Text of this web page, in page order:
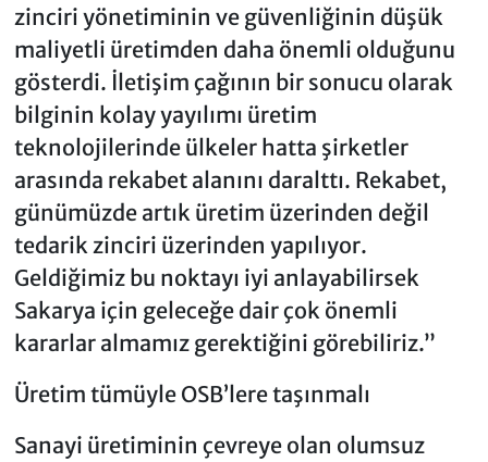
zinciri yönetiminin ve güvenliğinin düşük
maliyetli üretimden daha önemli olduğunu
gösterdi. İletişim çağının bir sonucu olarak
bilginin kolay yayılımı üretim
teknolojilerinde ülkeler hatta şirketler
arasında rekabet alanını daralttı. Rekabet,
günümüzde artık üretim üzerinden değil
tedarik zinciri üzerinden yapılıyor.
Geldiğimiz bu noktayı iyi anlayabilirsek
Sakarya için geleceğe dair çok önemli
kararlar almamız gerektiğini görebiliriz.”
Üretim tümüyle OSB’lere taşınmalı
Sanayi üretiminin çevreye olan olumsuz